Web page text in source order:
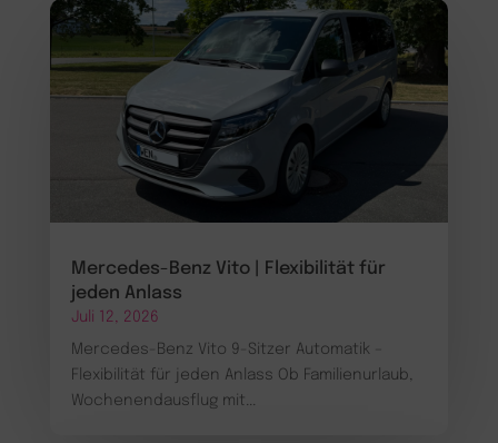
Mercedes-Benz Vito | Flexibilität für
jeden Anlass
Juli 12, 2026
Mercedes-Benz Vito 9-Sitzer Automatik –
Flexibilität für jeden Anlass Ob Familienurlaub,
Wochenendausflug mit...